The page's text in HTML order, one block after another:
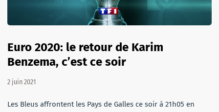
Euro 2020: le retour de Karim
Benzema, c’est ce soir
2 juin 2021
Les Bleus affrontent les Pays de Galles ce soir à 21h05 en